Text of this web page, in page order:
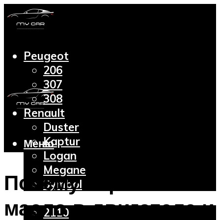
Peugeot
206
307
308
Renault
Duster
Kaptur
Logan
Megane
Symbol
2110
Меню
Почему чернеет
масло в двигателе и